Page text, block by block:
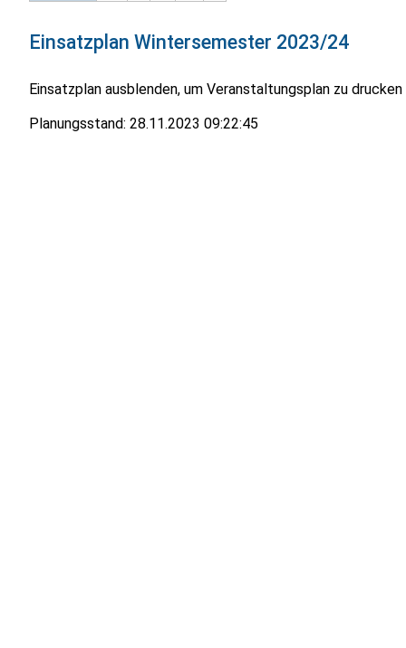
Einsatzplan Wintersemester 2023/24
Einsatzplan ausblenden, um Veranstaltungsplan zu drucken
Planungsstand: 28.11.2023 09:22:45